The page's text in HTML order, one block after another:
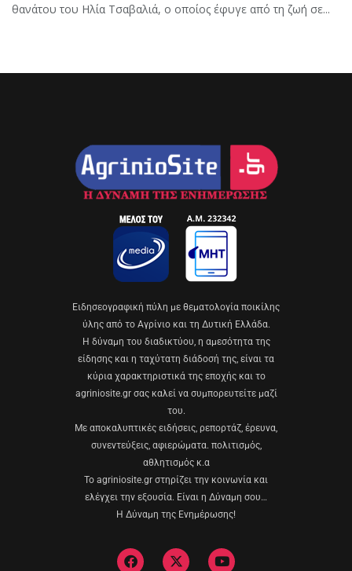
θανάτου του Ηλία Τσαβαλιά, ο οποίος έφυγε από τη ζωή σε...
Eιδησεογραφική πύλη με θεματολογία ποικίλης
ύλης από το Αγρίνιο και τη Δυτική Ελλάδα.
Η δύναμη του διαδικτύου, η αμεσότητα της
είδησης και η ταχύτατη διάδοσή της, είναι τα
κύρια χαρακτηριστικά της εποχής και το
agriniosite.gr σας καλεί να συμπορευτείτε μαζί
του.
Με αποκαλυπτικές ειδήσεις, ρεπορτάζ, έρευνα,
συνεντεύξεις, αφιερώματα. πολιτισμός,
αθλητισμός κ.α
Το agriniosite.gr στηρίζει την κοινωνία και
ελέγχει την εξουσία. Είναι η Δύναμη σου…
Η Δύναμη της Ενημέρωσης!